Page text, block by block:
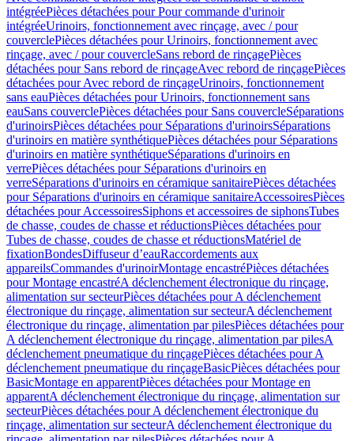
intégréePièces détachées pour Pour commande d'urinoir
intégréeUrinoirs, fonctionnement avec rinçage, avec / pour
couverclePièces détachées pour Urinoirs, fonctionnement avec
rinçage, avec / pour couvercleSans rebord de rinçagePièces
détachées pour Sans rebord de rinçageAvec rebord de rinçagePièces
détachées pour Avec rebord de rinçageUrinoirs, fonctionnement
sans eauPièces détachées pour Urinoirs, fonctionnement sans
eauSans couverclePièces détachées pour Sans couvercleSéparations
d'urinoirsPièces détachées pour Séparations d'urinoirsSéparations
d'urinoirs en matière synthétiquePièces détachées pour Séparations
d'urinoirs en matière synthétiqueSéparations d'urinoirs en
verrePièces détachées pour Séparations d'urinoirs en
verreSéparations d'urinoirs en céramique sanitairePièces détachées
pour Séparations d'urinoirs en céramique sanitaireAccessoiresPièces
détachées pour AccessoiresSiphons et accessoires de siphonsTubes
de chasse, coudes de chasse et réductionsPièces détachées pour
Tubes de chasse, coudes de chasse et réductionsMatériel de
fixationBondesDiffuseur d’eauRaccordements aux
appareilsCommandes d'urinoirMontage encastréPièces détachées
pour Montage encastréA déclenchement électronique du rinçage,
alimentation sur secteurPièces détachées pour A déclenchement
électronique du rinçage, alimentation sur secteurA déclenchement
électronique du rinçage, alimentation par pilesPièces détachées pour
A déclenchement électronique du rinçage, alimentation par pilesA
déclenchement pneumatique du rinçagePièces détachées pour A
déclenchement pneumatique du rinçageBasicPièces détachées pour
BasicMontage en apparentPièces détachées pour Montage en
apparentA déclenchement électronique du rinçage, alimentation sur
secteurPièces détachées pour A déclenchement électronique du
rinçage, alimentation sur secteurA déclenchement électronique du